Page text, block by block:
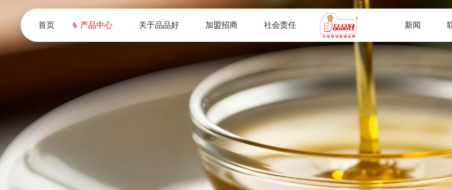
首页 产品中心 关于品品好 加盟招商 社会责任 新闻